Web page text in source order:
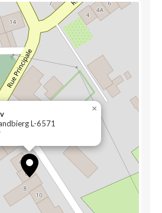
L-6571
×